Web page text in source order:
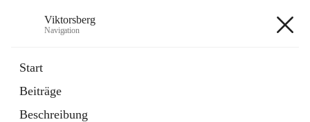
Viktorsberg
Navigation
Start
Beiträge
Beschreibung
1 Schnellzugriff